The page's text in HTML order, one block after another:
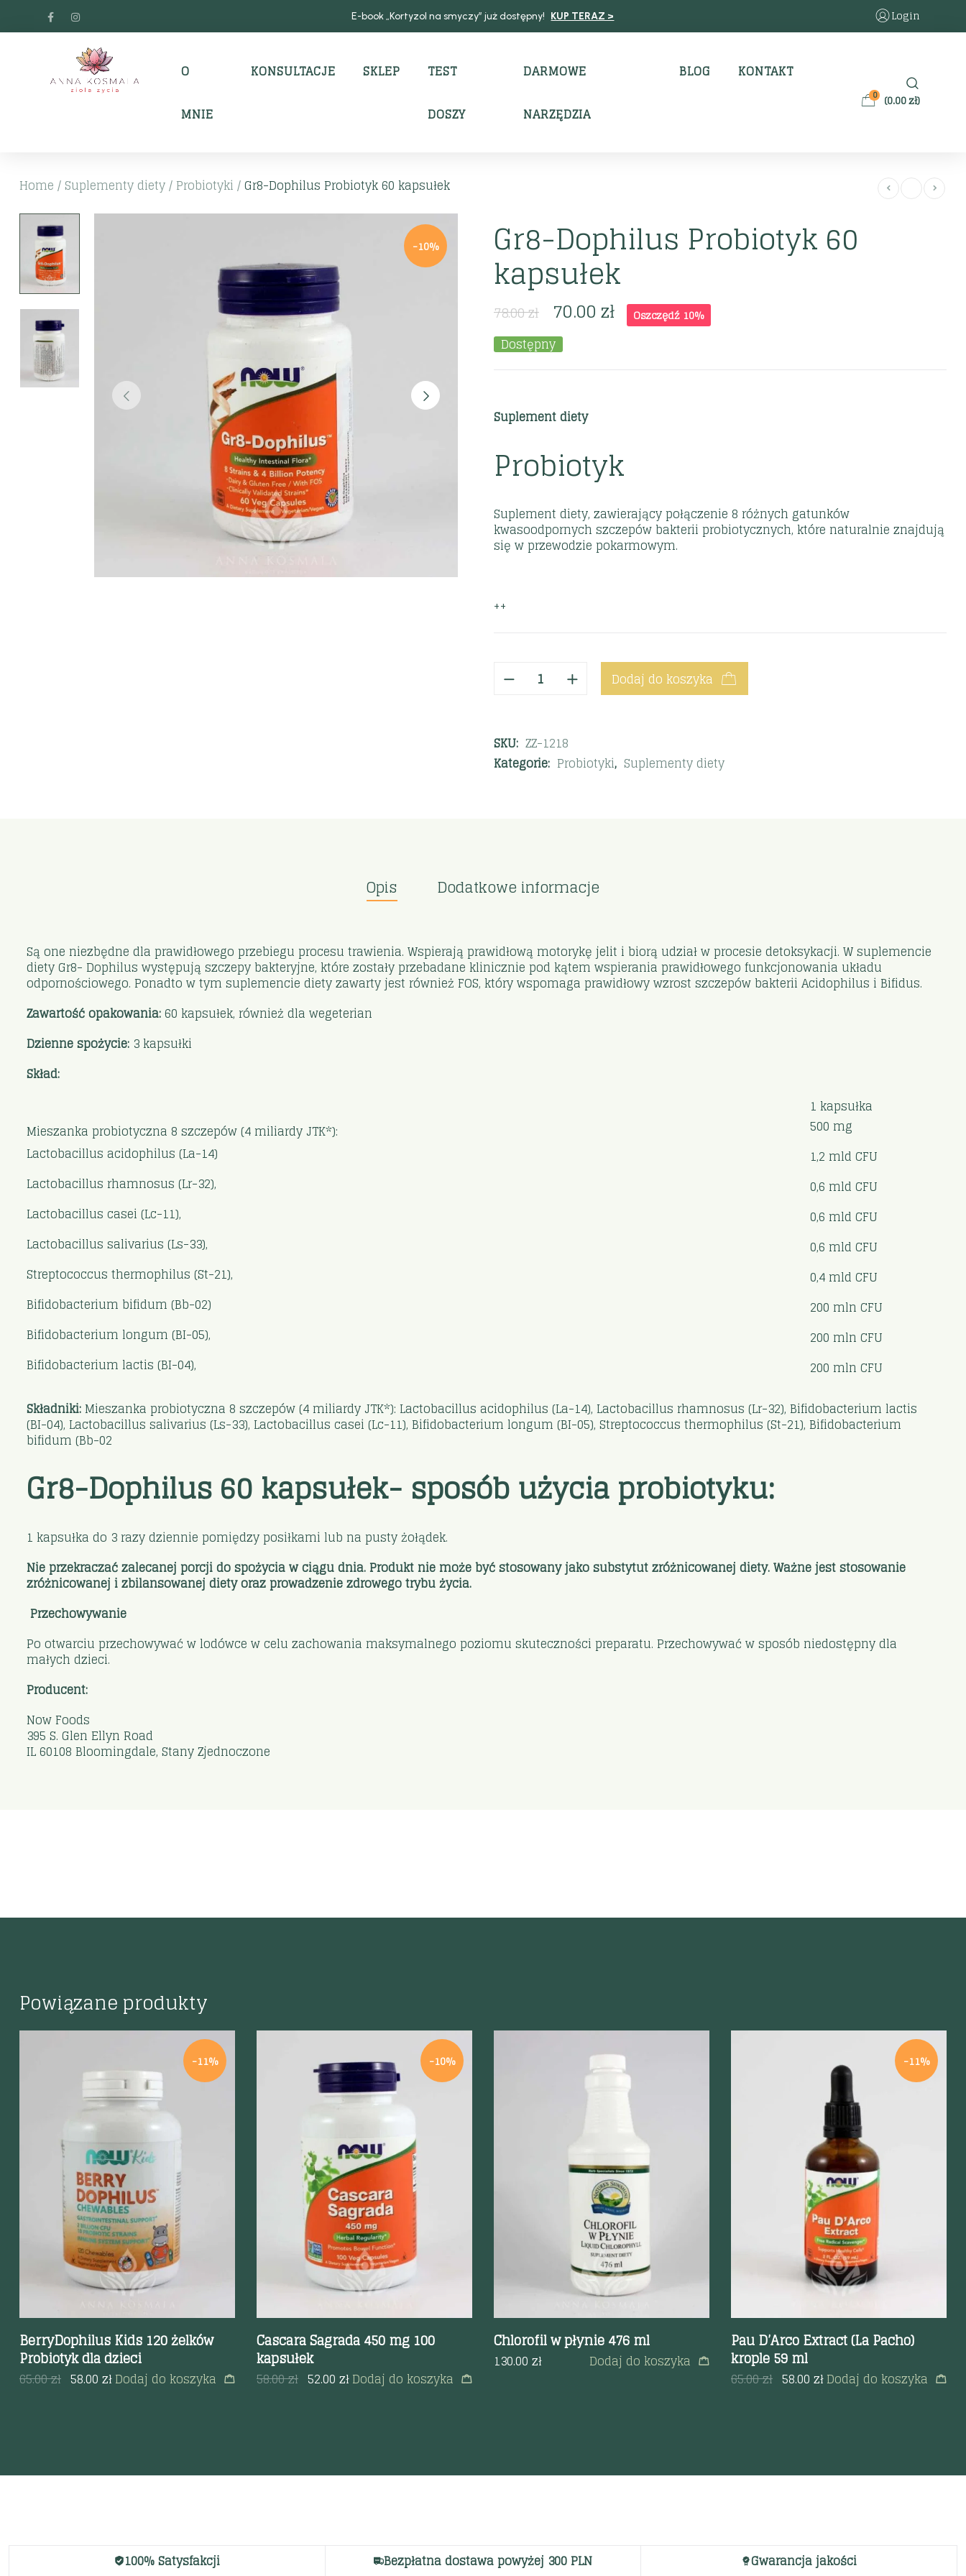
E-book „Kortyzol na smyczy” już dostępny! KUP TERAZ > Login
O
MNIE
KONSULTACJE SKLEP TEST
DOSZY
DARMOWE
NARZĘDZIA
BLOG KONTAKT
0 (0.00zł)
Home / Suplementy diety/ Probiotyki /Gr8-Dophilus Probiotyk 60 kapsułek
-10% Gr8-Dophilus Probiotyk 60
kapsułek
78.00zł 70.00zł Oszczędź 10%
Dostępny
Suplement diety
Probiotyk
Suplement diety, zawierający połączenie 8 różnych gatunków
kwasoodpornych szczepów bakterii probiotycznych, które naturalnie znajdują
się w przewodzie pokarmowym.
++
Dodaj do koszyka
SKU: ZZ-1218
Kategorie: Probiotyki, Suplementy diety
Opis Dodatkowe informacje
Są one niezbędne dla prawidłowego przebiegu procesu trawienia. Wspierają prawidłową motorykę jelit i biorą udział w procesie detoksykacji. W suplemencie
diety Gr8- Dophilus występują szczepy bakteryjne, które zostały przebadane klinicznie pod kątem wspierania prawidłowego funkcjonowania układu
odpornościowego. Ponadto w tym suplemencie diety zawarty jest również FOS, który wspomaga prawidłowy wzrost szczepów bakterii Acidophilus i Bifidus.
Zawartość opakowania:60 kapsułek, również dla wegeterian
Dzienne spożycie: 3 kapsułki
Skład:
1 kapsułka
Mieszanka probiotyczna 8 szczepów (4 miliardy JTK*):
Lactobacillus acidophilus (La-14)
Lactobacillus rhamnosus (Lr-32),
Lactobacillus casei (Lc-11),
Lactobacillus salivarius (Ls-33),
Streptococcus thermophilus (St-21),
Bifidobacterium bifidum (Bb-02)
Bifidobacterium longum (BI-05),
Bifidobacterium lactis (BI-04),
500 mg
1,2 mld CFU
0,6 mld CFU
0,6 mld CFU
0,6 mld CFU
0,4 mld CFU
200 mln CFU
200 mln CFU
200 mln CFU
Składniki: Mieszanka probiotyczna 8 szczepów (4 miliardy JTK*): Lactobacillus acidophilus (La-14), Lactobacillus rhamnosus (Lr-32), Bifidobacterium lactis
(BI-04), Lactobacillus salivarius (Ls-33), Lactobacillus casei (Lc-11), Bifidobacterium longum (BI-05), Streptococcus thermophilus (St-21), Bifidobacterium
bifidum (Bb-02
Gr8-Dophilus 60 kapsułek- sposób użycia probiotyku:
1 kapsułka do 3 razy dziennie pomiędzy posiłkami lub na pusty żołądek.
Nie przekraczać zalecanej porcji do spożycia w ciągu dnia. Produkt nie może być stosowany jako substytut zróżnicowanej diety. Ważne jest stosowanie
zróżnicowanej i zbilansowanej diety oraz prowadzenie zdrowego trybu życia.
Przechowywanie
Po otwarciu przechowywać w lodówce w celu zachowania maksymalnego poziomu skuteczności preparatu. Przechowywać w sposób niedostępny dla
małych dzieci.
Producent:
Now Foods
395 S. Glen Ellyn Road
IL 60108 Bloomingdale, Stany Zjednoczone
Powiązane produkty
-11%
Szybki podgląd
BerryDophilus Kids 120 żelków
Probiotyk dla dzieci
65.00zł 58.00 złDodaj do koszyka
-10%
Szybki podgląd
Cascara Sagrada 450 mg 100
kapsułek
58.00zł 52.00 złDodaj do koszyka
Szybki podgląd
Chlorofil w płynie 476 ml
130.00 zł Dodaj do koszyka
-11%
Szybki podgląd
Pau D’Arco Extract (La Pacho)
krople 59 ml
65.00zł 58.00 złDodaj do koszyka
100% Satysfakcji Bezpłatna dostawa powyżej 300 PLN Gwarancja jakości